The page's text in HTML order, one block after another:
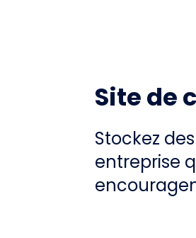
Site de
Stockez
entreprise